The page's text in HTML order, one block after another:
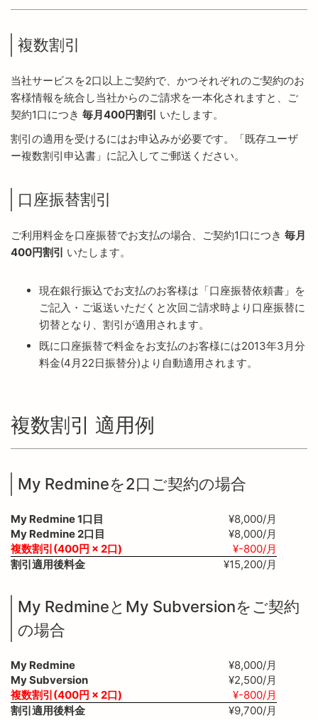
複数割引
当社サービスを2口以上ご契約で、かつそれぞれのご契約のお
客様情報を統合し当社からのご請求を一本化されますと、ご
契約1口につき 毎月400円割引 いたします。
割引の適用を受けるにはお申込みが必要です。「既存ユーザ
ー複数割引申込書」に記入してご郵送ください。
口座振替割引
ご利用料金を口座振替でお支払の場合、ご契約1口につき 毎月
400円割引 いたします。
現在銀行振込でお支払のお客様は「口座振替依頼書」を
ご記入・ご返送いただくと次回ご請求時より口座振替に
切替となり、割引が適用されます。
既に口座振替で料金をお支払のお客様には2013年3月分
料金(4月22日振替分)より自動適用されます。
複数割引 適用例
My Redmineを2口ご契約の場合
My Redmine 1口目
¥8,000/月
My Redmine 2口目
¥8,000/月
複数割引(400円 × 2口)
¥-800/月
割引適用後料金
¥15,200/月
My RedmineとMy Subversionをご契約
の場合
My Redmine
¥8,000/月
My Subversion
¥2,500/月
複数割引(400円 × 2口)
¥-800/月
割引適用後料金
¥9,700/月